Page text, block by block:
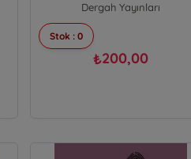
Dergah Yayınları
Stok : 0
₺200,00